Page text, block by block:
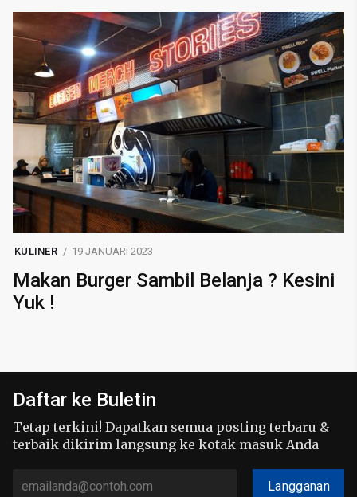
KULINER 19 JANUARI 2023
Makan Burger Sambil Belanja ? Kesini
Yuk !
Daftar ke Buletin
Tetap terkini! Dapatkan semua posting terbaru &
terbaik dikirim langsung ke kotak masuk Anda
Langganan